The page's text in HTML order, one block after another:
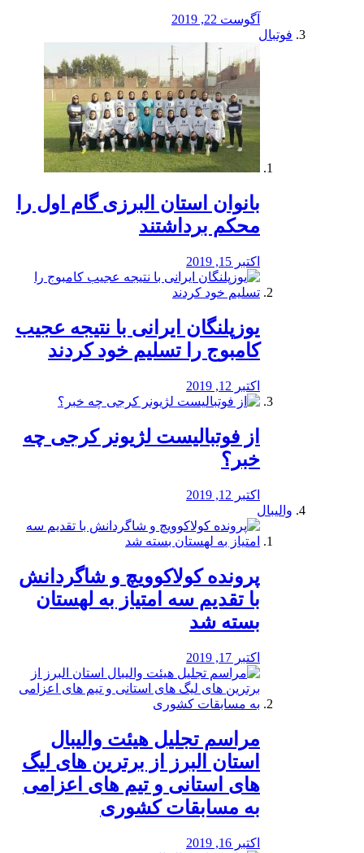
آگوست 22, 2019
فوتبال
بانوان استان البرزی گام اول را
محكم برداشتند
اکتبر 15, 2019
یوزپلنگان ایرانی با نتیجه عجیب
کامبوج را تسلیم خود کردند
اکتبر 12, 2019
از فوتبالیست لژیونر کرجی چه
خبر؟
اکتبر 12, 2019
والیبال
پرونده کولاکوویچ و شاگردانش
با تقدیم سه امتیاز به لهستان
بسته شد
اکتبر 17, 2019
مراسم تجلیل هیئت والیبال
استان البرز از برترین های لیگ
های استانی و تیم های اعزامی
به مسابقات کشوری
اکتبر 16, 2019